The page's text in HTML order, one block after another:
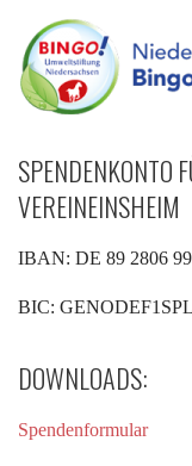
SPENDENKONTO
VEREINEINSHEIM
IBAN: DE 89 2806
BIC: GENODEF1SPL
DOWNLOADS:
Spendenformular